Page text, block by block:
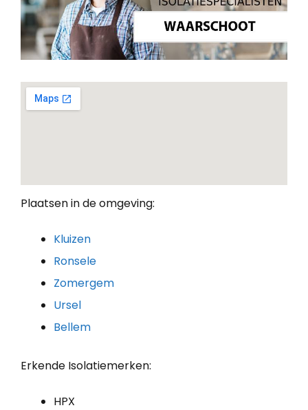
Plaatsen in de omgeving:
Kluizen
Ronsele
Zomergem
Ursel
Bellem
Erkende Isolatiemerken:
HPX